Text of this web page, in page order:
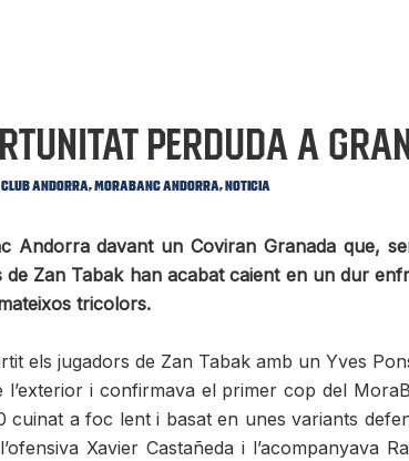
perduda a
Club Andorra,MoraBanc Andorra,Noticia
Andorra davant un Coviran Granada que,
de Zan Tabak han acabat caient en un dur
tricolors.
els jugadors de Zan Tabak amb un Yves
l’exterior i confirmava el primer cop del
cuinat a foc lent i basat en unes variants
Xavier Castañeda i